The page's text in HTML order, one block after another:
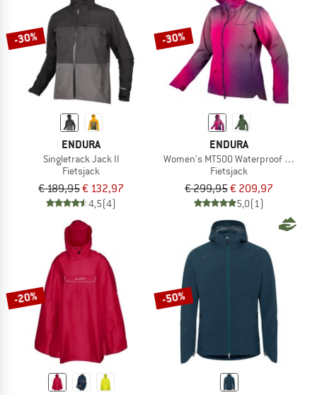
-30%
ENDURA
Singletrack Jack II
Fietsjack
€ 189,95€ 132,97
4,5(4)
-30%
ENDURA
Women's MT500 Waterproof Jacket
Fietsjack
€ 299,95€ 209,97
5,0(1)
-20% -50%